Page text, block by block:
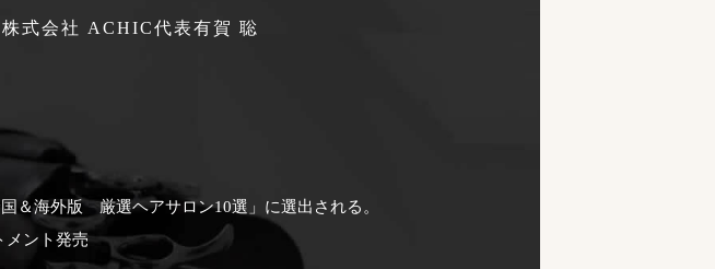
式会社 ACHIC代表有賀 聡
＆海外版 厳選ヘアサロン10選」に選出される。
メント発売